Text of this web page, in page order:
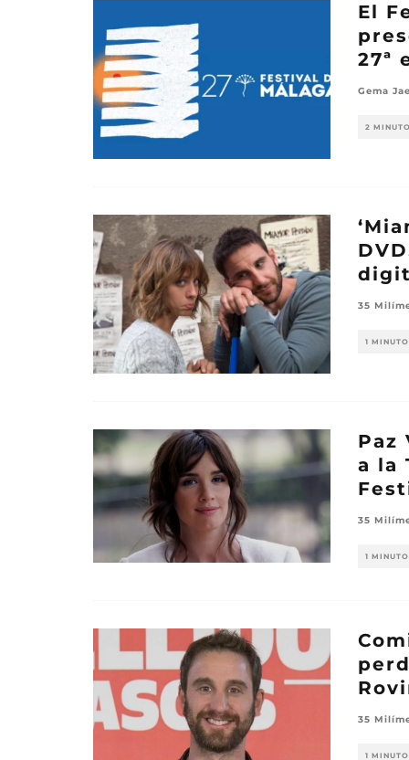
El
27ª
Gema
2
35
1
Paz
a la
35
1
35
1